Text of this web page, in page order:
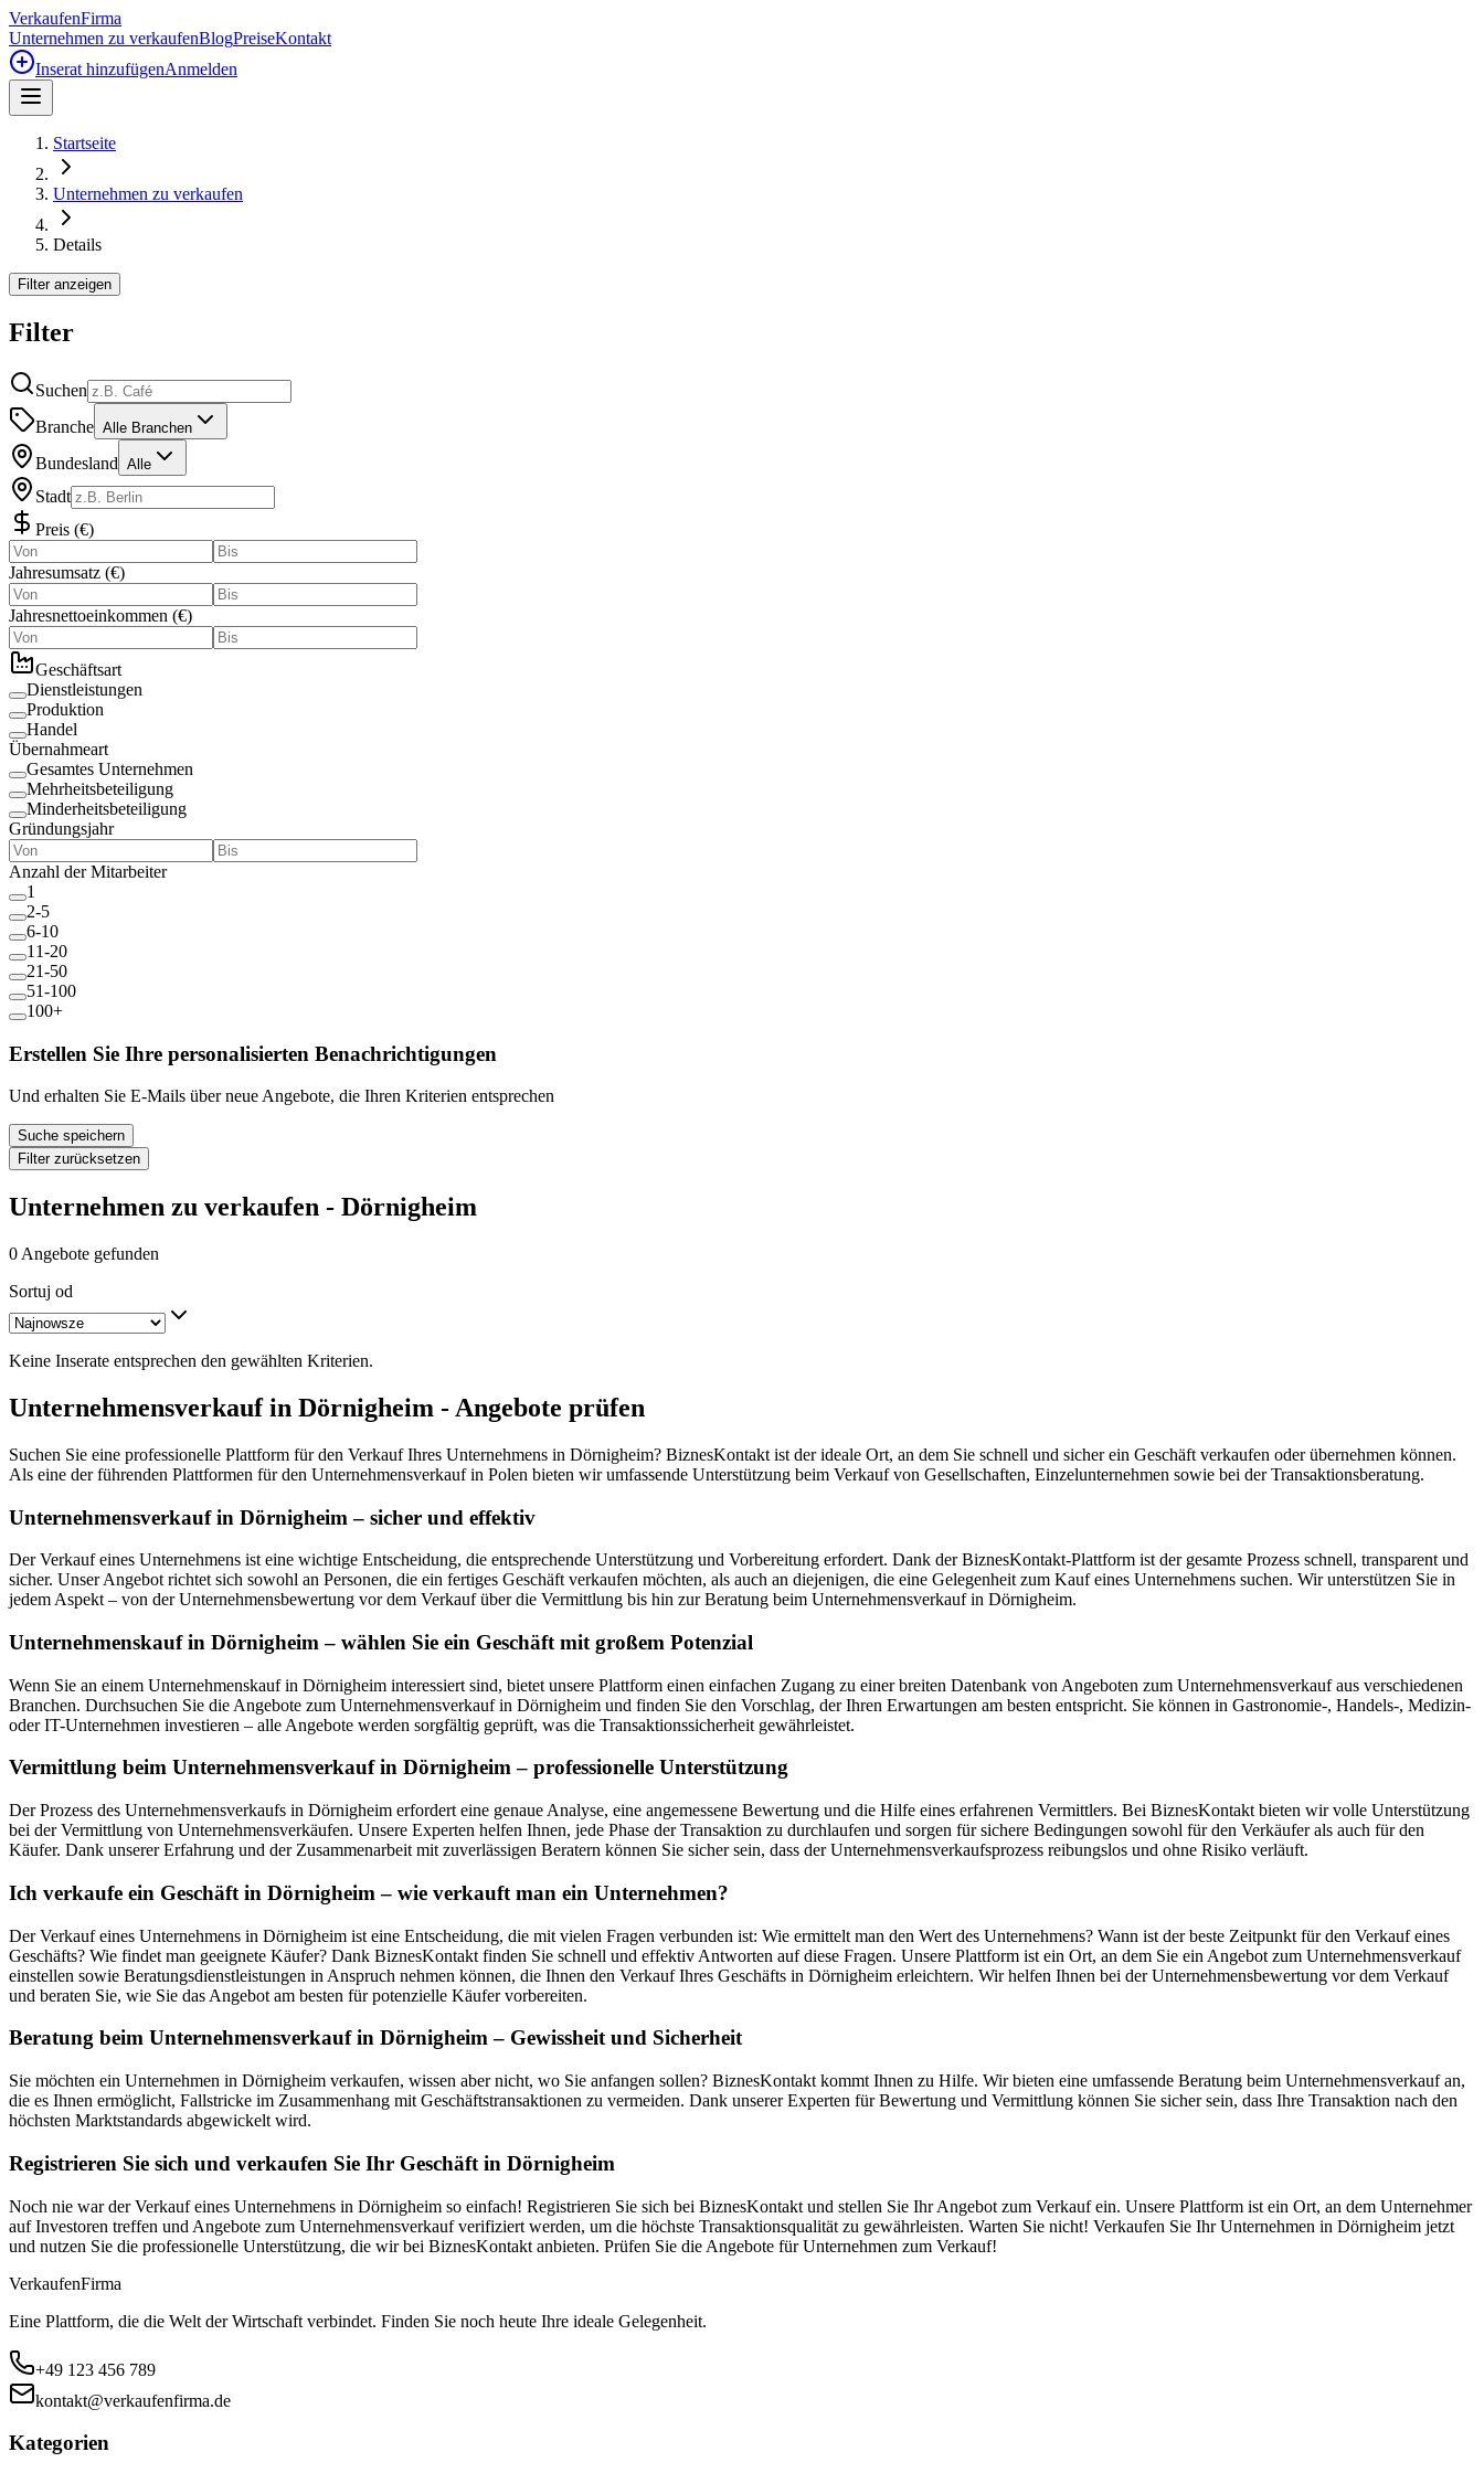
VerkaufenFirma
Unternehmen zu verkaufenBlogPreiseKontakt
Inserat hinzufügenAnmelden
Startseite
Unternehmen zu verkaufen
Details
Filter anzeigen
Filter
Suchen
Branche Alle Branchen
Bundesland Alle
Stadt
Preis (€)
Jahresumsatz (€)
Jahresnettoeinkommen (€)
Geschäftsart
Dienstleistungen
Produktion
Handel
Übernahmeart
Gesamtes Unternehmen
Mehrheitsbeteiligung
Minderheitsbeteiligung
Gründungsjahr
Anzahl der Mitarbeiter
1
2-5
6-10
11-20
21-50
51-100
100+
Erstellen Sie Ihre personalisierten Benachrichtigungen
Und erhalten Sie E-Mails über neue Angebote, die Ihren Kriterien entsprechen
Suche speichern
Filter zurücksetzen
Unternehmen zu verkaufen - Dörnigheim
0 Angebote gefunden
Sortuj od
Keine Inserate entsprechen den gewählten Kriterien.
Unternehmensverkauf in Dörnigheim - Angebote prüfen
Suchen Sie eine professionelle Plattform für den Verkauf Ihres Unternehmens in Dörnigheim? BiznesKontakt ist der ideale Ort, an dem Sie schnell und sicher ein Geschäft verkaufen oder übernehmen können.
Als eine der führenden Plattformen für den Unternehmensverkauf in Polen bieten wir umfassende Unterstützung beim Verkauf von Gesellschaften, Einzelunternehmen sowie bei der Transaktionsberatung.
Unternehmensverkauf in Dörnigheim – sicher und effektiv
Der Verkauf eines Unternehmens ist eine wichtige Entscheidung, die entsprechende Unterstützung und Vorbereitung erfordert. Dank der BiznesKontakt-Plattform ist der gesamte Prozess schnell, transparent und
sicher. Unser Angebot richtet sich sowohl an Personen, die ein fertiges Geschäft verkaufen möchten, als auch an diejenigen, die eine Gelegenheit zum Kauf eines Unternehmens suchen. Wir unterstützen Sie in
jedem Aspekt – von der Unternehmensbewertung vor dem Verkauf über die Vermittlung bis hin zur Beratung beim Unternehmensverkauf in Dörnigheim.
Unternehmenskauf in Dörnigheim – wählen Sie ein Geschäft mit großem Potenzial
Wenn Sie an einem Unternehmenskauf in Dörnigheim interessiert sind, bietet unsere Plattform einen einfachen Zugang zu einer breiten Datenbank von Angeboten zum Unternehmensverkauf aus verschiedenen
Branchen. Durchsuchen Sie die Angebote zum Unternehmensverkauf in Dörnigheim und finden Sie den Vorschlag, der Ihren Erwartungen am besten entspricht. Sie können in Gastronomie-, Handels-, Medizin-
oder IT-Unternehmen investieren – alle Angebote werden sorgfältig geprüft, was die Transaktionssicherheit gewährleistet.
Vermittlung beim Unternehmensverkauf in Dörnigheim – professionelle Unterstützung
Der Prozess des Unternehmensverkaufs in Dörnigheim erfordert eine genaue Analyse, eine angemessene Bewertung und die Hilfe eines erfahrenen Vermittlers. Bei BiznesKontakt bieten wir volle Unterstützung
bei der Vermittlung von Unternehmensverkäufen. Unsere Experten helfen Ihnen, jede Phase der Transaktion zu durchlaufen und sorgen für sichere Bedingungen sowohl für den Verkäufer als auch für den
Käufer. Dank unserer Erfahrung und der Zusammenarbeit mit zuverlässigen Beratern können Sie sicher sein, dass der Unternehmensverkaufsprozess reibungslos und ohne Risiko verläuft.
Ich verkaufe ein Geschäft in Dörnigheim – wie verkauft man ein Unternehmen?
Der Verkauf eines Unternehmens in Dörnigheim ist eine Entscheidung, die mit vielen Fragen verbunden ist: Wie ermittelt man den Wert des Unternehmens? Wann ist der beste Zeitpunkt für den Verkauf eines
Geschäfts? Wie findet man geeignete Käufer? Dank BiznesKontakt finden Sie schnell und effektiv Antworten auf diese Fragen. Unsere Plattform ist ein Ort, an dem Sie ein Angebot zum Unternehmensverkauf
einstellen sowie Beratungsdienstleistungen in Anspruch nehmen können, die Ihnen den Verkauf Ihres Geschäfts in Dörnigheim erleichtern. Wir helfen Ihnen bei der Unternehmensbewertung vor dem Verkauf
und beraten Sie, wie Sie das Angebot am besten für potenzielle Käufer vorbereiten.
Beratung beim Unternehmensverkauf in Dörnigheim – Gewissheit und Sicherheit
Sie möchten ein Unternehmen in Dörnigheim verkaufen, wissen aber nicht, wo Sie anfangen sollen? BiznesKontakt kommt Ihnen zu Hilfe. Wir bieten eine umfassende Beratung beim Unternehmensverkauf an,
die es Ihnen ermöglicht, Fallstricke im Zusammenhang mit Geschäftstransaktionen zu vermeiden. Dank unserer Experten für Bewertung und Vermittlung können Sie sicher sein, dass Ihre Transaktion nach den
höchsten Marktstandards abgewickelt wird.
Registrieren Sie sich und verkaufen Sie Ihr Geschäft in Dörnigheim
Noch nie war der Verkauf eines Unternehmens in Dörnigheim so einfach! Registrieren Sie sich bei BiznesKontakt und stellen Sie Ihr Angebot zum Verkauf ein. Unsere Plattform ist ein Ort, an dem Unternehmer
auf Investoren treffen und Angebote zum Unternehmensverkauf verifiziert werden, um die höchste Transaktionsqualität zu gewährleisten. Warten Sie nicht! Verkaufen Sie Ihr Unternehmen in Dörnigheim jetzt
und nutzen Sie die professionelle Unterstützung, die wir bei BiznesKontakt anbieten. Prüfen Sie die Angebote für Unternehmen zum Verkauf!
VerkaufenFirma
Eine Plattform, die die Welt der Wirtschaft verbindet. Finden Sie noch heute Ihre ideale Gelegenheit.
+49 123 456 789
kontakt@verkaufenfirma.de
Kategorien